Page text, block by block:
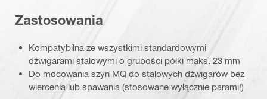
Zastosowania
Kompatybilna ze wszystkimi standardowymi
dźwigarami stalowymi o grubości półki maks. 23 mm
Do mocowania szyn MQ do stalowych dźwigarów bez
wiercenia lub spawania (stosowane wyłącznie parami!)